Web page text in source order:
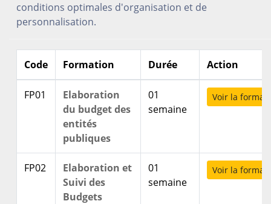
conditions optimales d'organisation et de
personnalisation.
Code Formation Durée Action
FP01
Elaboration
du budget des
entités
publiques
01
semaine
Voir la
FP02
Elaboration et
Suivi des
Budgets
01
semaine
Voir la